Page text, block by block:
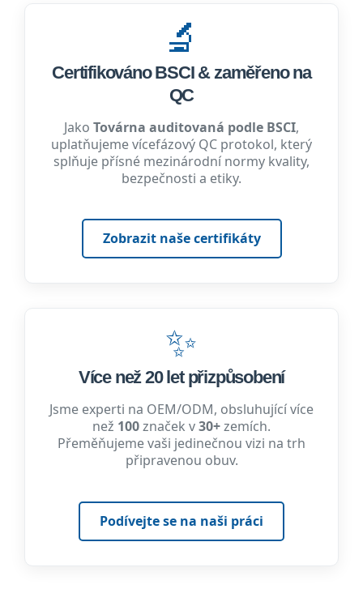
🔬
Certifikováno BSCI & zaměřeno na
QC
Jako Továrna auditovaná podle BSCI,
uplatňujeme vícefázový QC protokol, který
splňuje přísné mezinárodní normy kvality,
bezpečnosti a etiky.
Zobrazit naše certifikáty
✨
Více než 20 let přizpůsobení
Jsme experti na OEM/ODM, obsluhující více
než 100značek v30+zemích.
Přeměňujeme vaši jedinečnou vizi na trh
připravenou obuv.
Podívejte se na naši práci